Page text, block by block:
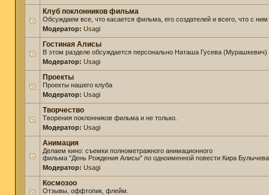
Клуб поклонников фильма
Обсуждаем все, что касается фильма, его создателей и всего, что с ним
Модератор: Usagi
Гостиная Алисы
В этом разделе обсуждается персонально Наташа Гусева (Мурашкевич)
Модератор: Usagi
Проекты
Проекты нашего клуба
Модератор: Usagi
Творчество
Творения поклонников фильма и не только.
Модератор: Usagi
Анимация
Делаем кино: съемки полнометражного анимационного
фильма "День Рождения Алисы" по одноименной повести Кира
Модератор: Usagi
Космозоо
Отзывы, оффтопик, флейм.